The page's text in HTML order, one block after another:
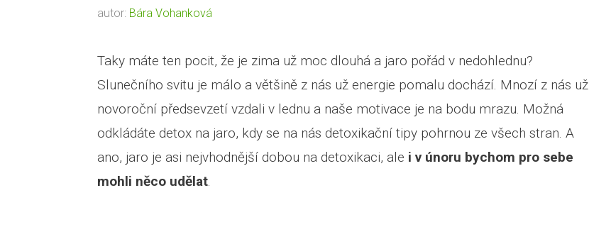
autor: Bára Vohanková
Taky máte ten pocit, že je zima už moc dlouhá a jaro pořád v nedohlednu?
Slunečního svitu je málo a většině z nás už energie pomalu dochází. Mnozí z nás už
novoroční předsevzetí vzdali v lednu a naše motivace je na bodu mrazu. Možná
odkládáte detox na jaro, kdy se na nás detoxikační tipy pohrnou ze všech stran. A
ano, jaro je asi nejvhodnější dobou na detoxikaci, ale i v únoru bychom pro sebe
mohli něco udělat.